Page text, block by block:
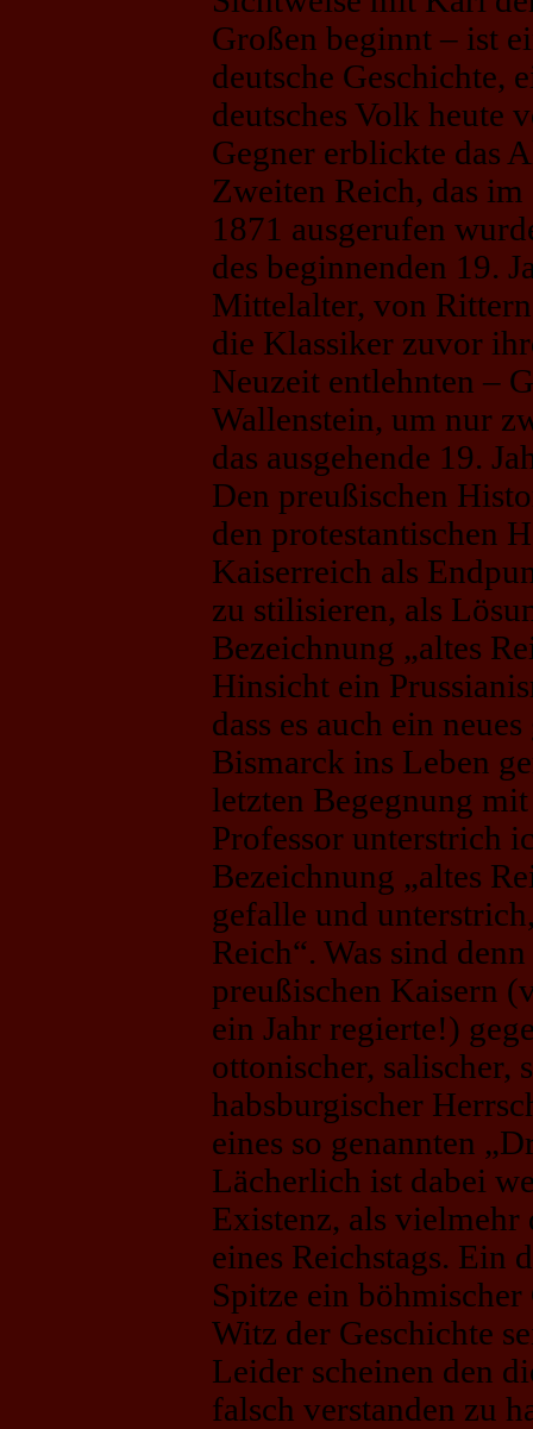
Großen beginnt – ist
deutsche Geschichte,
deutsches Volk heute
Gegner erblickte das
Zweiten Reich, das
1871 ausgerufen
des beginnenden 19.
Mittelalter, von
die Klassiker zuvor
Neuzeit entlehnten –
Wallenstein, um nur
das ausgehende 19.
Den preußischen
den protestantischen
Kaiserreich als
zu stilisieren, als
Bezeichnung „altes
Hinsicht ein
dass es auch ein
Bismarck ins Leben
letzten Begegnung
Professor unterstrich
Bezeichnung „altes
gefalle und
Reich“. Was sind
preußischen Kaisern
ein Jahr regierte!)
ottonischer, salischer,
habsburgischer
eines so genannten
Lächerlich ist dabei
Existenz, als vielmehr
eines Reichstags. Ein
Spitze ein
Witz der Geschichte
Leider scheinen den
falsch verstanden zu